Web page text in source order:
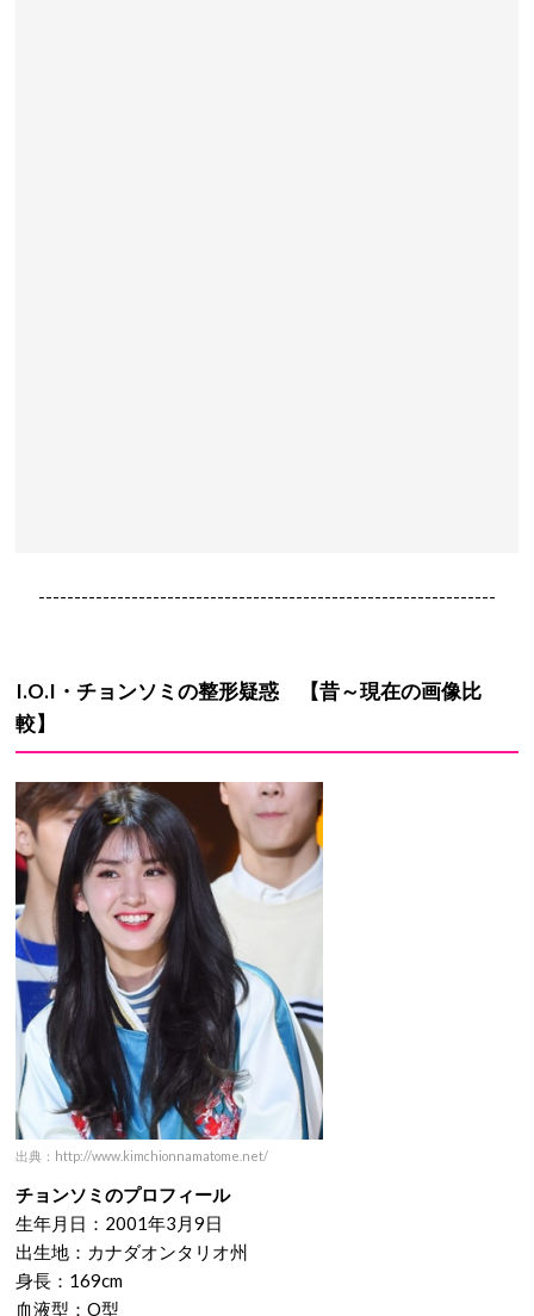
----------------------------------------------------------------
I.O.I・チョンソミの整形疑惑
【昔～現在の画像比
較】
出典：http://www.kimchionnamatome.net/
チョンソミのプロフィール
生年月日：2001年3月9日
出生地：カナダオンタリオ州
身長：169cm
血液型：O型